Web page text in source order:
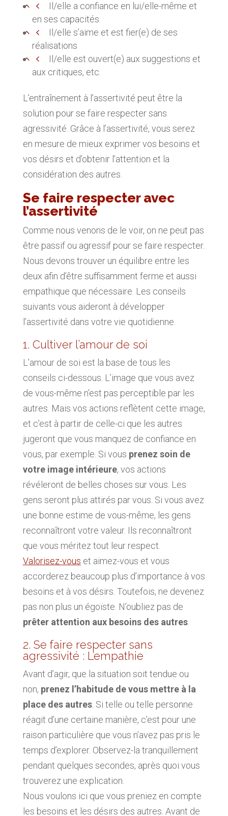
Il/elle a confiance en lui/elle-même et
en ses capacités
Il/elle s’aime et est fier(e) de ses
réalisations
Il/elle est ouvert(e) aux suggestions et
aux critiques, etc.
L’entraînement à l’assertivité peut être la
solution pour se faire respecter sans
agressivité. Grâce à l’assertivité, vous serez
en mesure de mieux exprimer vos besoins et
vos désirs et d’obtenir l’attention et la
considération des autres.
Se faire respecter avec
l’assertivité
Comme nous venons de le voir, on ne peut pas
être passif ou agressif pour se faire respecter.
Nous devons trouver un équilibre entre les
deux afin d’être suffisamment ferme et aussi
empathique que nécessaire. Les conseils
suivants vous aideront à développer
l’assertivité dans votre vie quotidienne.
1. Cultiver l’amour de soi
L’amour de soi est la base de tous les
conseils ci-dessous. L’image que vous avez
de vous-même n’est pas perceptible par les
autres. Mais vos actions reflètent cette image,
et c’est à partir de celle-ci que les autres
jugeront que vous manquez de confiance en
vous, par exemple. Si vous prenez soin de
votre image intérieure, vos actions
révéleront de belles choses sur vous. Les
gens seront plus attirés par vous. Si vous avez
une bonne estime de vous-même, les gens
reconnaîtront votre valeur. Ils reconnaîtront
que vous méritez tout leur respect.
Valorisez-vous et aimez-vous et vous
accorderez beaucoup plus d’importance à vos
besoins et à vos désirs. Toutefois, ne devenez
pas non plus un égoïste. N’oubliez pas de
prêter attention aux besoins des autres.
2. Se faire respecter sans
agressivité : L’empathie
Avant d’agir, que la situation soit tendue ou
non, prenez l’habitude de vous mettre à la
place des autres. Si telle ou telle personne
réagit d’une certaine manière, c’est pour une
raison particulière que vous n’avez pas pris le
temps d’explorer. Observez-la tranquillement
pendant quelques secondes, après quoi vous
trouverez une explication.
Nous voulons ici que vous preniez en compte
les besoins et les désirs des autres. Avant de